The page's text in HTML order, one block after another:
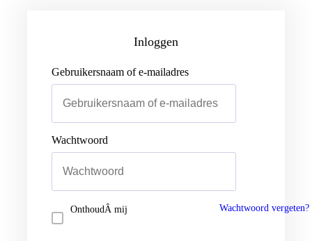
Gebruikersnaam of e-mailadres
Wachtwoord